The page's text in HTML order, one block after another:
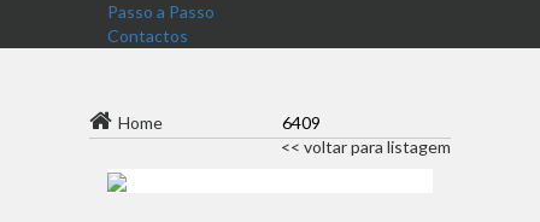
Passo a Passo
Contactos
Home
6409
<< voltar para listagem